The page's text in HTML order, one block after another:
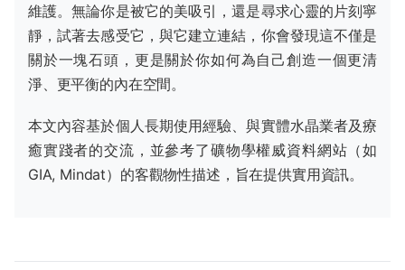
維護。無論你是被它的美吸引，還是尋求心靈的片刻寧
靜，試著去感受它，與它建立連結，你會發現這不僅是
關於一塊石頭，更是關於你如何為自己創造一個更清
淨、更平衡的內在空間。
本文內容基於個人長期使用經驗、與實體水晶業者及療
癒實踐者的交流，並參考了礦物學權威資料網站（如
GIA, Mindat）的客觀物性描述，旨在提供實用資訊。